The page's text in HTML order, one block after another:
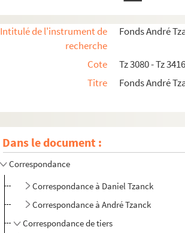
Intitulé de l'instrument de
recherche
Fonds André
Cote
Tz 3080 - Tz
Titre
Fonds André
Dans le document :
Correspondance
Correspondance à Daniel Tzanck
Correspondance à André Tzanck
Correspondance de tiers